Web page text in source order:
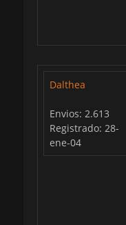
Dalthea
Envios: 2.613
Registrado: 28-
ene-04